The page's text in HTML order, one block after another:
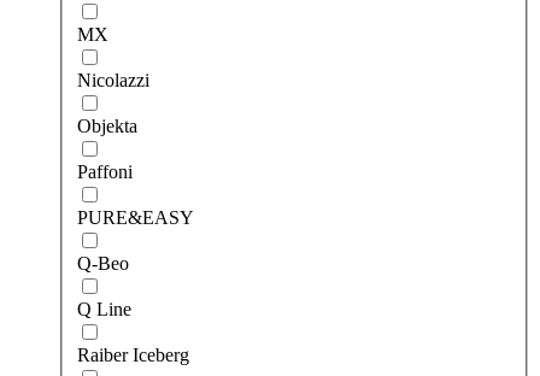
MX
Nicolazzi
Objekta
Paffoni
PURE&EASY
Q-Beo
Q Line
Raiber Iceberg